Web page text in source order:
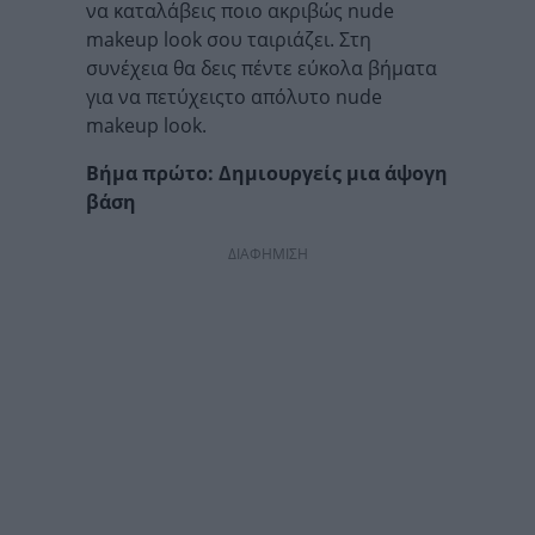
να καταλάβεις ποιο ακριβώς nude
makeup look σου ταιριάζει. Στη
συνέχεια θα δεις πέντε εύκολα βήματα
για να πετύχειςτο απόλυτο nude
makeup look.
Βήμα πρώτο: Δημιουργείς μια άψογη
βάση
ΔΙΑΦΗΜΙΣΗ